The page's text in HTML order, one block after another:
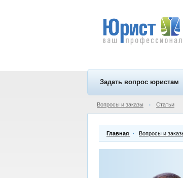
Задать вопрос юристам
Вопросы и заказы • Статьи
Главная Вопросы и